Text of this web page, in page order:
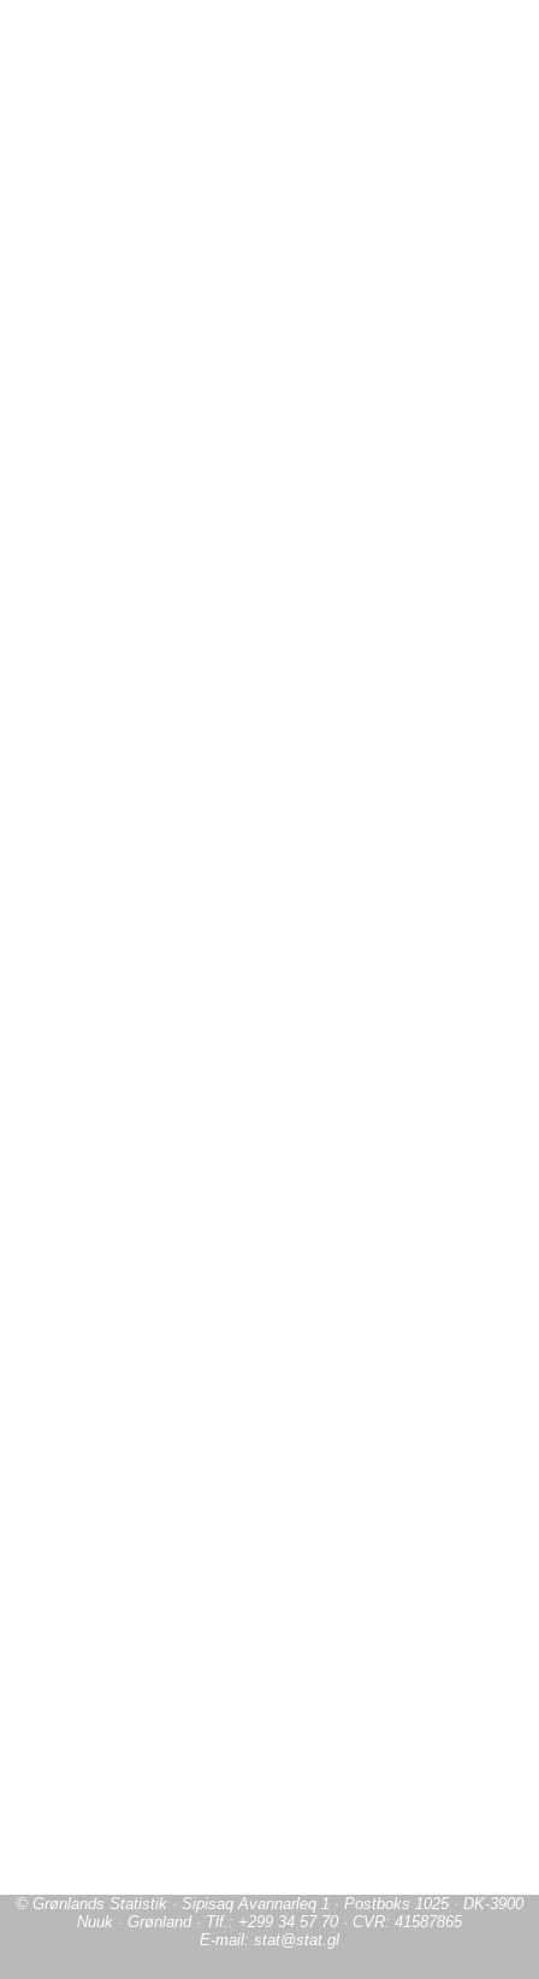
© Grønlands Statistik · Sipisaq Avannarleq 1 · Postboks 1025 · DK-3900
Nuuk · Grønland · Tlf.: +299 34 57 70 · CVR: 41587865
E-mail: stat@stat.gl